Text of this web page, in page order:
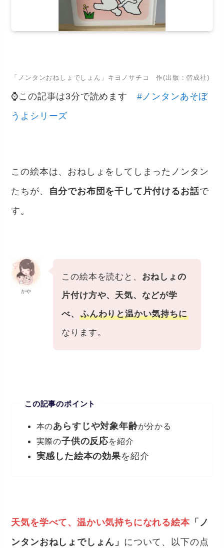
「ノンタンおねしょでしょん」キヨノサチコ 作(出版：偕成社)
⌚この記事は3分で読めます #ノンタンあそぼ
うよシリーズ
この絵本は、おねしょをしてしまったノンタン
たちが、
自分でお布団を干して片付けるお話で
す。
かや
この絵本を読むと、 おねしょの
片付け方や、天気、などが学
べ、ふんわりと温かい気持ちに
なります。
この記事のポイント
本のあらすじや対象年齢が分かる
実際の子供の反応を紹介
実感した絵本の効果を紹介
天気を学べて、温かい気持ちになれる絵本「ノ
ンタンおねしょでしょん」 について、以下の点